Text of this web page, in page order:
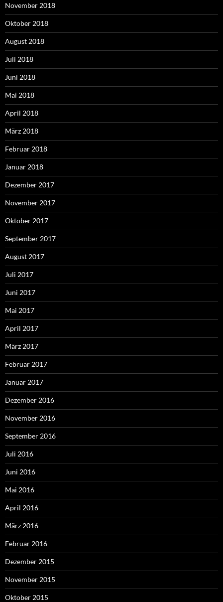
November 2018
Oktober 2018
August 2018
Juli 2018
Juni 2018
Mai 2018
April 2018
März 2018
Februar 2018
Januar 2018
Dezember 2017
November 2017
Oktober 2017
September 2017
August 2017
Juli 2017
Juni 2017
Mai 2017
April 2017
März 2017
Februar 2017
Januar 2017
Dezember 2016
November 2016
September 2016
Juli 2016
Juni 2016
Mai 2016
April 2016
März 2016
Februar 2016
Dezember 2015
November 2015
Oktober 2015